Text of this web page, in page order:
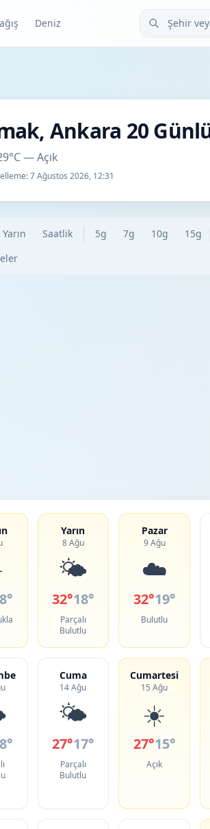
Deniz Şehir veya
Ankara 20
— Açık
7 Ağustos 2026, 12:31
Yarın Saatlik 5g 7g 10g 15g
Yarın
8 Ağu
🌤️
32°18°
Parçalı
Bulutlu
Pazar
9 Ağu
☁️
32°19°
Bulutlu
Cuma
14 Ağu
🌤️
27°17°
Parçalı
Bulutlu
Cumartesi
15 Ağu
☀️
27°15°
Açık